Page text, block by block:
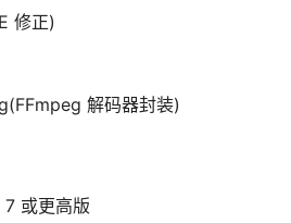
修正)
解码器封装)
或更高版